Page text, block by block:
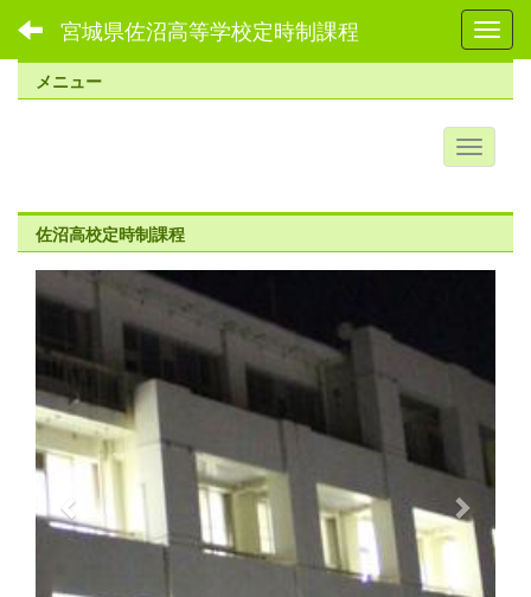
宮城県佐沼高等学校定時制課程
メニュー
佐沼高校定時制課程
r
e
v
i
o
s